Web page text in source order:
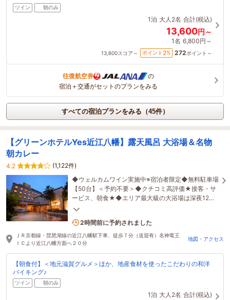
ツイン 朝のみ
1泊 大人2名 合計(税込)
13,600円～
1名 6,800円～
13,600スコア～ ポイント 2% 272ポイント～
往復航空券
の
宿泊＋交通がセットのプランをみる
すべての宿泊プランをみる（45件）
【グリーンホテルYes近江八幡】露天風呂 大浴場＆名物
朝カレー
4.2
(1,122件)
◆ウェルカムワイン実施中※宿泊者限定◆無料駐車場
【50台】＜予約不要＞◆クチコミ高評価★接客・サ
ービス、朝食★◆エリア最大級の大浴場は深夜12時
まで＆男女「露天風呂」付◆駅から無料送迎あり
2名がこの宿を見ています
2時間前に予約されました
ＪＲ京都線・琵琶湖線の近江八幡駅下車、徒歩７分（送迎有）名神竜王
ＩＣより近江八幡方面へ２０分
地図・アクセス
【朝食付】＜地元滋賀グルメ＞ほか、地産食材を使ったこだわりの和洋
バイキング♪
ツイン 朝のみ
1泊 大人2名 合計(税込)